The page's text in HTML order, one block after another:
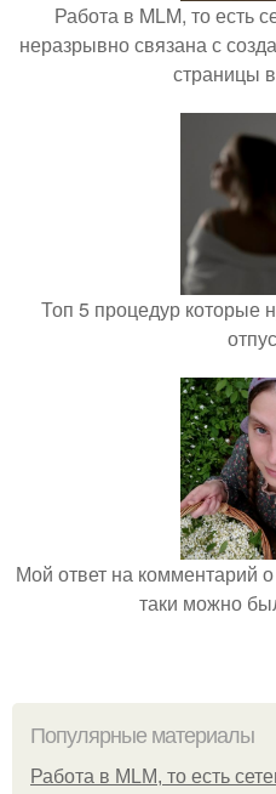
Работа в MLM, то есть
неразрывно связана с
страницы
Топ 5 процедур которые
Мой ответ на комментарий
таки можно
Популярные материалы
Работа в MLM, то есть